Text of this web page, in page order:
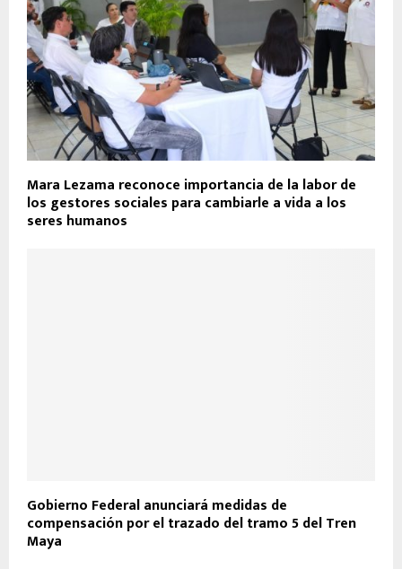
Mara Lezama reconoce importancia de la labor de
los gestores sociales para cambiarle a vida a los
seres humanos
Gobierno Federal anunciará medidas de
compensación por el trazado del tramo 5 del Tren
Maya